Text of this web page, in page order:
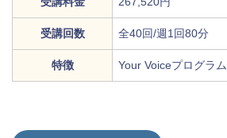
受講回数 全40回/週1回80分
特徴 Your Voiceプログラム